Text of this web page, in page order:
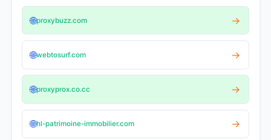
🌐proxybuzz.com →
🌐webtosurf.com →
🌐proxyprox.co.cc →
🌐hl-patrimoine-immobilier.com →